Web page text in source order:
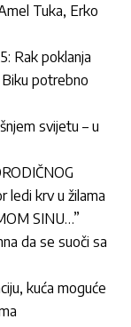
Tuka, Erko
Rak poklanja
potrebno
svijetu – u
ledi krv u žilama
SINU…”
da se suoči sa
kuća moguće